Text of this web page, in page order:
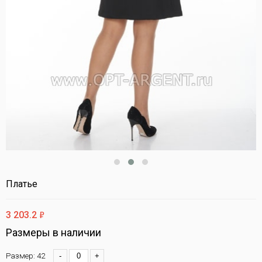
Платье
3 203.2 ф
Размеры в наличии
Размер: 42 - +